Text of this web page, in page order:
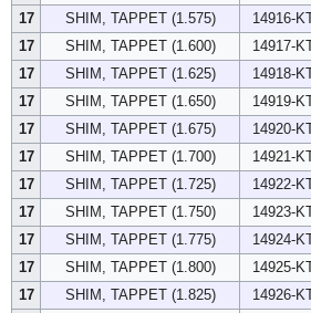
17
SHIM, TAPPET (1.575)
14916-
17
SHIM, TAPPET (1.600)
14917-
17
SHIM, TAPPET (1.625)
14918-
17
SHIM, TAPPET (1.650)
14919-
17
SHIM, TAPPET (1.675)
14920-
17
SHIM, TAPPET (1.700)
14921-
17
SHIM, TAPPET (1.725)
14922-
17
SHIM, TAPPET (1.750)
14923-
17
SHIM, TAPPET (1.775)
14924-
17
SHIM, TAPPET (1.800)
14925-
17
SHIM, TAPPET (1.825)
14926-